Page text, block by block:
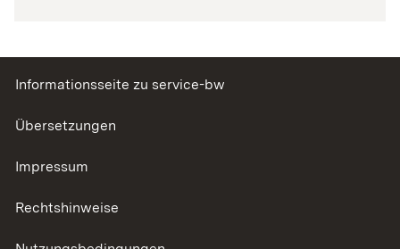
Informationsseite zu service-bw
Übersetzungen
Impressum
Rechtshinweise